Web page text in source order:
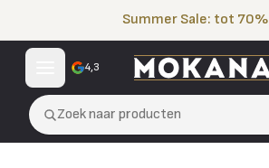
Summer Sale: tot 70%
4,3
Zoek naar producten